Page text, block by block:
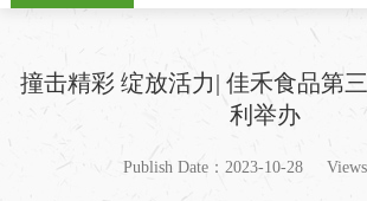
撞击精彩 绽放活力| 佳禾食品第
利举办
Publish Date：2023-10-28